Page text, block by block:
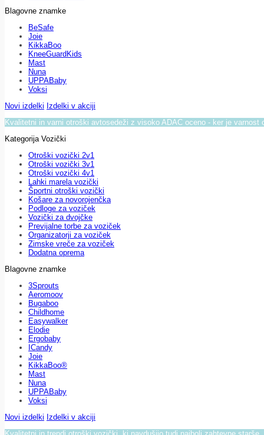
Blagovne znamke
BeSafe
Joie
KikkaBoo
KneeGuardKids
Mast
Nuna
UPPABaby
Voksi
Novi izdelki Izdelki v akciji
Kvalitetni in varni otroški avtosedeži z visoko ADAC oceno - ker je varnost
Kategorija Vozički
Otroški vozički 2v1
Otroški vozički 3v1
Otroški vozički 4v1
Lahki marela vozički
Športni otroški vozički
Košare za novorojenčka
Podloge za voziček
Vozički za dvojčke
Previjalne torbe za voziček
Organizatorji za voziček
Zimske vreče za voziček
Dodatna oprema
Blagovne znamke
3Sprouts
Aeromoov
Bugaboo
Childhome
Easywalker
Elodie
Ergobaby
ICandy
Joie
KikkaBoo®
Mast
Nuna
UPPABaby
Voksi
Novi izdelki Izdelki v akciji